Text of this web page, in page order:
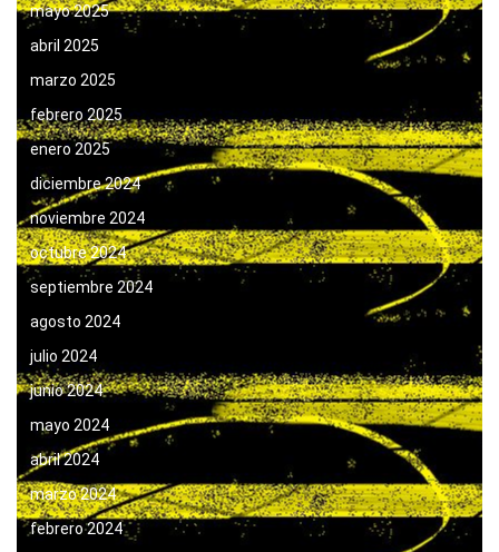
mayo 2025
abril 2025
marzo 2025
febrero 2025
enero 2025
diciembre 2024
noviembre 2024
octubre 2024
septiembre 2024
agosto 2024
julio 2024
junio 2024
mayo 2024
abril 2024
marzo 2024
febrero 2024